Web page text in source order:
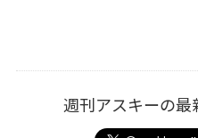
週刊アスキーの最